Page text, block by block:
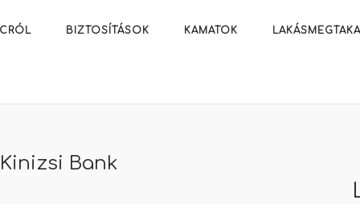
BIZTOSÍTÁSOK KAMATOK
Kinizsi Bank